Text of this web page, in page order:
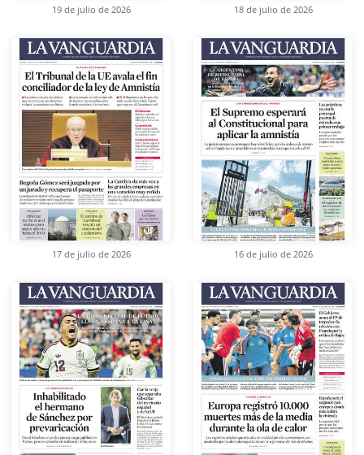
19 de julio de 2026 18 de julio de 2026
17 de julio de 2026 16 de julio de 2026